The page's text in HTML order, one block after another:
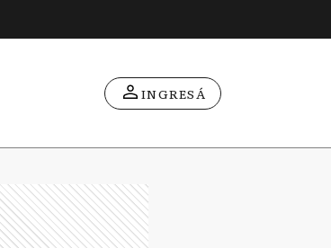
INGRESÁ